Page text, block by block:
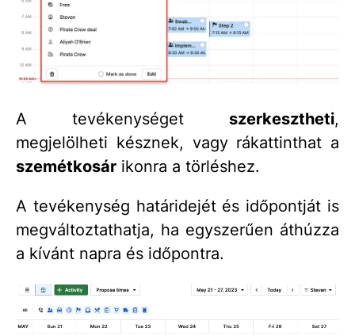
A tevékenységet szerkesztheti,
megjelölheti késznek, vagy rákattinthat a
szemétkosár ikonra a törléshez.
A tevékenység határidejét és időpontját is
megváltoztathatja, ha egyszerűen áthúzza
a kívánt napra és időpontra.